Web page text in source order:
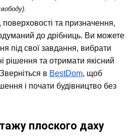
та призначення,
до дрібниць. Ви можете
під свої завдання, вибрати
рішення та отримати якісний
в BestDom, щоб
і почати будівництво без
плоского даху